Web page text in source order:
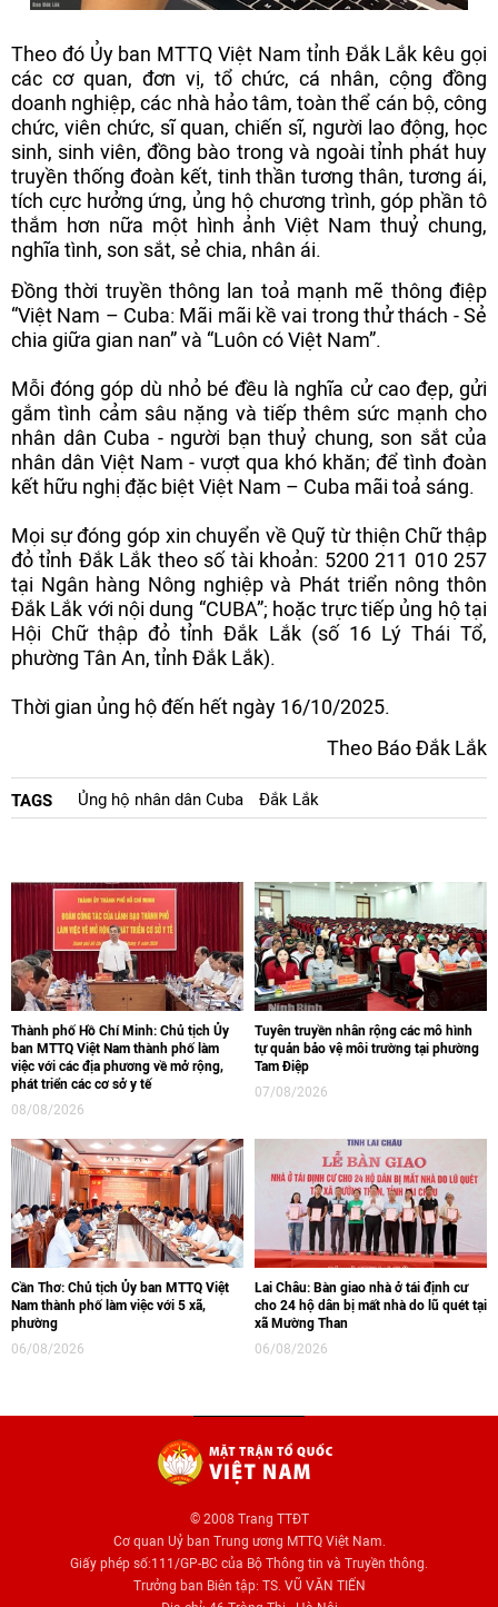
Theo đó Ủy ban MTTQ Việt Nam tỉnh Đắk Lắk kêu gọi
các cơ quan, đơn vị, tổ chức, cá nhân, cộng đồng
doanh nghiệp, các nhà hảo tâm, toàn thể cán bộ, công
chức, viên chức, sĩ quan, chiến sĩ, người lao động, học
sinh, sinh viên, đồng bào trong và ngoài tỉnh phát huy
truyền thống đoàn kết, tinh thần tương thân, tương ái,
tích cực hưởng ứng, ủng hộ chương trình, góp phần tô
thắm hơn nữa một hình ảnh Việt Nam thuỷ chung,
nghĩa tình, son sắt, sẻ chia, nhân ái.
Đồng thời truyền thông lan toả mạnh mẽ thông điệp
“Việt Nam – Cuba: Mãi mãi kề vai trong thử thách - Sẻ
chia giữa gian nan” và “Luôn có Việt Nam”.
Mỗi đóng góp dù nhỏ bé đều là nghĩa cử cao đẹp, gửi
gắm tình cảm sâu nặng và tiếp thêm sức mạnh cho
nhân dân Cuba - người bạn thuỷ chung, son sắt của
nhân dân Việt Nam - vượt qua khó khăn; để tình đoàn
kết hữu nghị đặc biệt Việt Nam – Cuba mãi toả sáng.
Mọi sự đóng góp xin chuyển về Quỹ từ thiện Chữ thập
đỏ tỉnh Đắk Lắk theo số tài khoản: 5200 211 010 257
tại Ngân hàng Nông nghiệp và Phát triển nông thôn
Đắk Lắk với nội dung “CUBA”; hoặc trực tiếp ủng hộ tại
Hội Chữ thập đỏ tỉnh Đắk Lắk (số 16 Lý Thái Tổ,
phường Tân An, tỉnh Đắk Lắk).
Thời gian ủng hộ đến hết ngày 16/10/2025.
Theo Báo Đắk Lắk
TAGS Ủng hộ nhân dân Cuba Đắk Lắk
Thành phố Hồ Chí Minh: Chủ tịch Ủy
ban MTTQ Việt Nam thành phố làm
việc với các địa phương về mở rộng,
phát triển các cơ sở y tế
08/08/2026
Tuyên truyền nhân rộng các mô hình
tự quản bảo vệ môi trường tại phường
Tam Điệp
07/08/2026
Cần Thơ: Chủ tịch Ủy ban MTTQ Việt
Nam thành phố làm việc với 5 xã,
phường
06/08/2026
Lai Châu: Bàn giao nhà ở tái định cư
cho 24 hộ dân bị mất nhà do lũ quét tại
xã Mường Than
06/08/2026
© 2008 Trang TTĐT
Cơ quan Uỷ ban Trung ương MTTQ Việt Nam.
Giấy phép số:111/GP-BC của Bộ Thông tin và Truyền thông.
Trưởng ban Biên tập: TS. VŨ VĂN TIẾN